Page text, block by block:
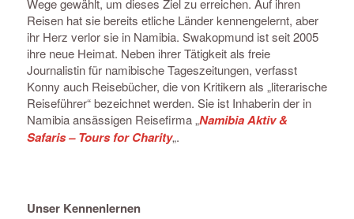
Wege gewählt, um dieses Ziel zu erreichen. Auf ihren
Reisen hat sie bereits etliche Länder kennengelernt, aber
ihr Herz verlor sie in Namibia. Swakopmund ist seit 2005
ihre neue Heimat. Neben ihrer Tätigkeit als freie
Journalistin für namibische Tageszeitungen, verfasst
Konny auch Reisebücher, die von Kritikern als „literarische
Reiseführer“ bezeichnet werden. Sie ist Inhaberin der in
Namibia ansässigen Reisefirma „Namibia Aktiv &
Safaris – Tours for Charity„.
Unser Kennenlernen